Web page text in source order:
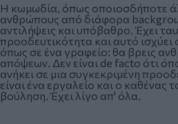
Η κωμωδία, όπως οποιοσδήποτε
ανθρώπους από διάφορα
αντιλήψεις και υπόβαθρο. Έχει
προοδευτικότητα και αυτό ισχύει
όπως σε ένα γραφείο: θα βρεις
απόψεων. Δεν είναι de facto ότι
ανήκει σε μια συγκεκριμένη
είναι ένα εργαλείο και ο καθένας
βούληση. Έχει λίγο απ' όλα.